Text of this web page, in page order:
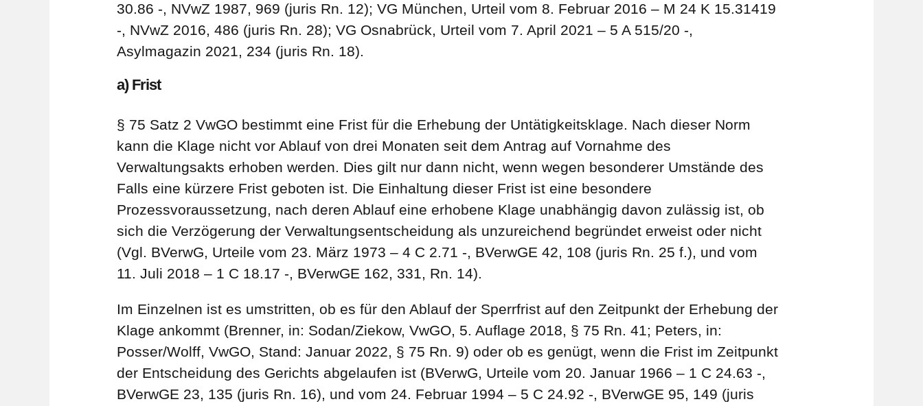
30.86 -, NVwZ 1987, 969 (juris Rn. 12); VG München, Urteil vom 8. Februar 2016 – M 24 K 15.31419
-, NVwZ 2016, 486 (juris Rn. 28); VG Osnabrück, Urteil vom 7. April 2021 – 5 A 515/20 -,
Asylmagazin 2021, 234 (juris Rn. 18).
a) Frist
§ 75 Satz 2 VwGO bestimmt eine Frist für die Erhebung der Untätigkeitsklage. Nach dieser Norm
kann die Klage nicht vor Ablauf von drei Monaten seit dem Antrag auf Vornahme des
Verwaltungsakts erhoben werden. Dies gilt nur dann nicht, wenn wegen besonderer Umstände des
Falls eine kürzere Frist geboten ist. Die Einhaltung dieser Frist ist eine besondere
Prozessvoraussetzung, nach deren Ablauf eine erhobene Klage unabhängig davon zulässig ist, ob
sich die Verzögerung der Verwaltungsentscheidung als unzureichend begründet erweist oder nicht
(Vgl. BVerwG, Urteile vom 23. März 1973 – 4 C 2.71 -, BVerwGE 42, 108 (juris Rn. 25 f.), und vom
11. Juli 2018 – 1 C 18.17 -, BVerwGE 162, 331, Rn. 14).
Im Einzelnen ist es umstritten, ob es für den Ablauf der Sperrfrist auf den Zeitpunkt der Erhebung der
Klage ankommt (Brenner, in: Sodan/Ziekow, VwGO, 5. Auflage 2018, § 75 Rn. 41; Peters, in:
Posser/Wolff, VwGO, Stand: Januar 2022, § 75 Rn. 9) oder ob es genügt, wenn die Frist im Zeitpunkt
der Entscheidung des Gerichts abgelaufen ist (BVerwG, Urteile vom 20. Januar 1966 – 1 C 24.63 -,
BVerwGE 23, 135 (juris Rn. 16), und vom 24. Februar 1994 – 5 C 24.92 -, BVerwGE 95, 149 (juris